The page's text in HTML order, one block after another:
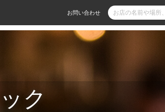
お問い合わせ
ク